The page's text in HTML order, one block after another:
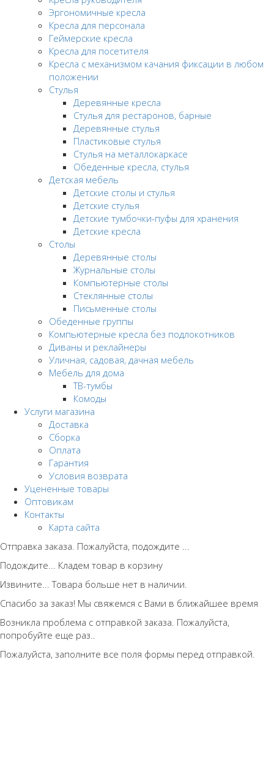
Эргономичные кресла
Кресла для персонала
Геймерские кресла
Кресла для посетителя
Кресла с механизмом качания фиксации в любом
положении
Стулья
Деревянные кресла
Стулья для рестаронов, барные
Деревянные стулья
Пластиковые стулья
Стулья на металлокаркасе
Обеденные кресла, стулья
Детская мебель
Детские столы и стулья
Детские стулья
Детские тумбочки-пуфы для хранения
Детские кресла
Столы
Деревянные столы
Журнальные столы
Компьютерные столы
Стеклянные столы
Письменные столы
Обеденные группы
Компьютерные кресла без подлокотников
Диваны и реклайнеры
Уличная, садовая, дачная мебель
Мебель для дома
ТВ-тумбы
Комоды
Услуги магазина
Доставка
Сборка
Оплата
Гарантия
Условия возврата
Уцененные товары
Оптовикам
Контакты
Карта сайта
Отправка заказа. Пожалуйста, подождите ...
Подождите... Кладем товар в корзину
Извините... Товара больше нет в наличии.
Спасибо за заказ! Мы свяжемся с Вами в ближайшее время
Возникла проблема с отправкой заказа. Пожалуйста,
попробуйте еще раз..
Пожалуйста, заполните все поля формы перед отправкой.